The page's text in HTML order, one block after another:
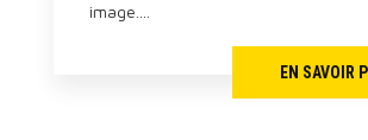
image....
EN SAVOIR